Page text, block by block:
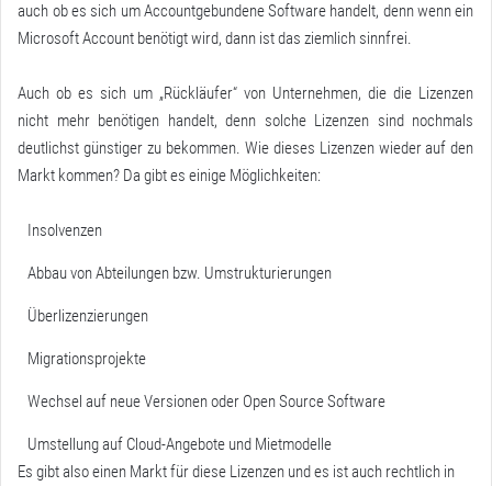
auch ob es sich um Accountgebundene Software handelt, denn wenn ein
Microsoft Account benötigt wird, dann ist das ziemlich sinnfrei.
Auch ob es sich um „Rückläufer“ von Unternehmen, die die Lizenzen
nicht mehr benötigen handelt, denn solche Lizenzen sind nochmals
deutlichst günstiger zu bekommen. Wie dieses Lizenzen wieder auf den
Markt kommen? Da gibt es einige Möglichkeiten:
Insolvenzen
Abbau von Abteilungen bzw. Umstrukturierungen
Überlizenzierungen
Migrationsprojekte
Wechsel auf neue Versionen oder Open Source Software
Umstellung auf Cloud-Angebote und Mietmodelle
Es gibt also einen Markt für diese Lizenzen und es ist auch rechtlich in